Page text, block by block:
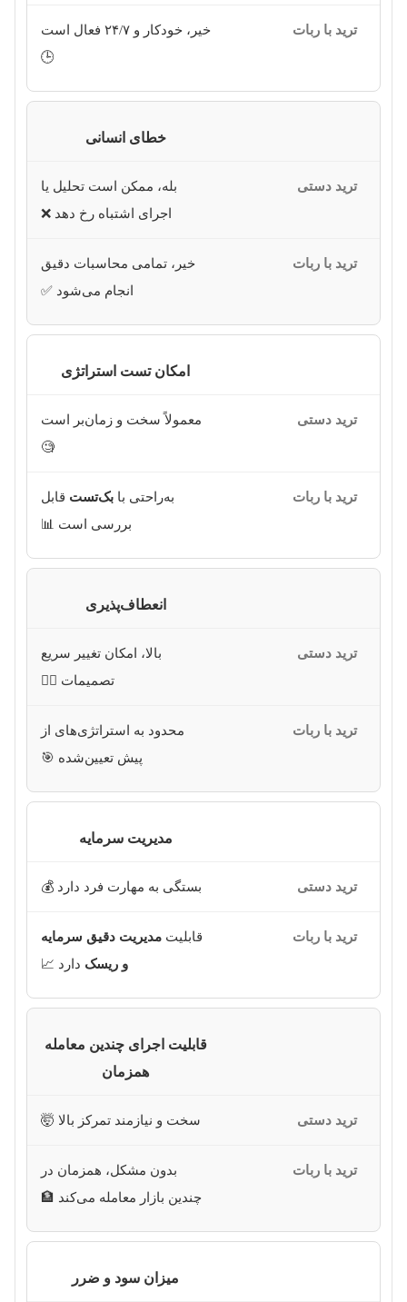
خیر، خودکار و ۲۴/۷ فعال است
🕒
خطای انسانی
بله، ممکن است تحلیل یا
اجرای اشتباه رخ دهد ❌
خیر، تمامی محاسبات دقیق
انجام می‌شود ✅
امکان تست استراتژی
معمولاً سخت و زمان‌بر است
🧐
به‌راحتی بابک‌تست قابل
بررسی است 📊
انعطاف‌پذیری
بالا، امکان تغییر سریع
تصمیمات 🏃‍♂️
محدود به استراتژی‌های از
پیش تعیین‌شده 🎯
مدیریت سرمایه
بستگی به مهارت فرد دارد 💰
قابلیتمدیریت دقیق سرمایه
و ریسک دارد 📈
قابلیت اجرای چندین معامله
همزمان
سخت و نیازمند تمرکز بالا 🤯
بدون مشکل، همزمان در
چندین بازار معامله می‌کند 🏦
میزان سود و ضرر